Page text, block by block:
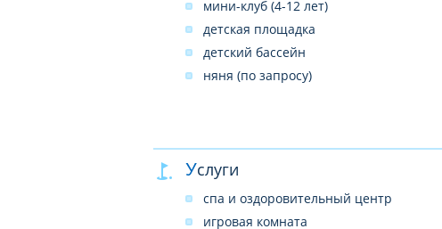
мини-клуб (4-12 лет)
детская площадка
детский бассейн
няня (по запросу)
Услуги
спа и оздоровительный центр
игровая комната